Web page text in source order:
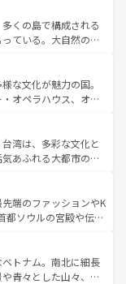
る。 なお、新
を参照してほしい。
ング、エンターテイ
だ。一方、アメリカ
ャニオンやイエロー
食が融合した独特の
域で異なる魅力を楽
を感じることができ
い。
くの島で構成される
ている。大自然の神
光地といえばオアフ
イ島やカウアイ島が
海をはじめ、豊かな
えてくれるハワイの
イアンミュージッ
がハワイの魅力を彩
。
な文化が魅力の国。
オペラハウス、オー
ルル（エアーズロッ
アンズの熱帯雨林な
ェやワイン、オージ
、サーフィンやダイ
好きにはたまらな
分に味わいつくそ
湾は、多彩な文化と
あふれる大都市の台
部など、都市の喧騒
る人に新しい発見と
い台湾の食文化も魅
ラエティ豊かな料理
は コンテンツ一覧を参
端のファッションやK
都ソウルの宮殿や伝統
然美を楽しむことが
のストリートフード
る。夜には、韓国な
トナム。南北に細長
青々とした山々、世